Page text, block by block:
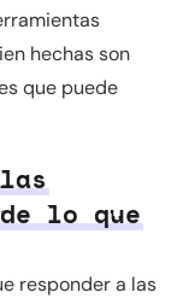
hechas son
que puede
lo que
responder a las